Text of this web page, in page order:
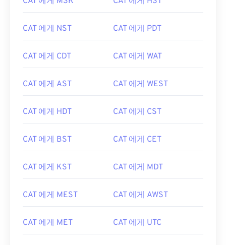
CAT 에게 NST CAT 에게 PDT
CAT 에게 CDT CAT 에게 WAT
CAT 에게 AST CAT 에게 WEST
CAT 에게 HDT CAT 에게 CST
CAT 에게 BST CAT 에게 CET
CAT 에게 KST CAT 에게 MDT
CAT 에게 MEST CAT 에게 AWST
CAT 에게 MET CAT 에게 UTC